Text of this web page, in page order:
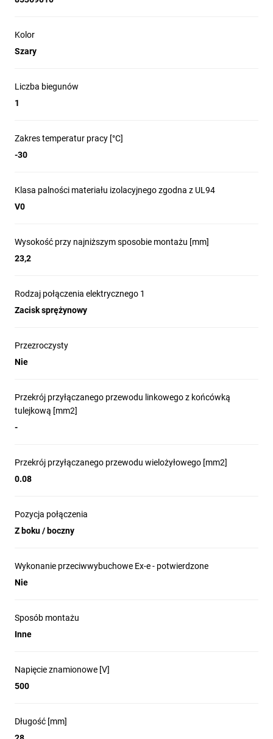
Kolor
Szary
Liczba biegunów
1
Zakres temperatur pracy [°C]
-30
Klasa palności materiału izolacyjnego zgodna z UL94
V0
Wysokość przy najniższym sposobie montażu [mm]
23,2
Rodzaj połączenia elektrycznego 1
Zacisk sprężynowy
Przezroczysty
Nie
Przekrój przyłączanego przewodu linkowego z końcówką
tulejkową [mm2]
-
Przekrój przyłączanego przewodu wielożyłowego [mm2]
0.08
Pozycja połączenia
Z boku / boczny
Wykonanie przeciwwybuchowe Ex-e - potwierdzone
Nie
Sposób montażu
Inne
Napięcie znamionowe [V]
500
Długość [mm]